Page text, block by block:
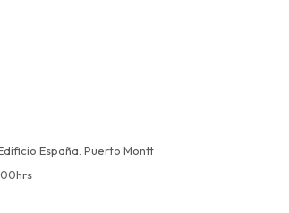
España. Puerto Montt